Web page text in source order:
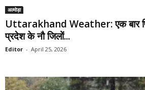
अल्मोड़ा
Uttarakhand Weather: एक बार
प्रदेश के नौ जिलों...
Editor - April 25, 2026